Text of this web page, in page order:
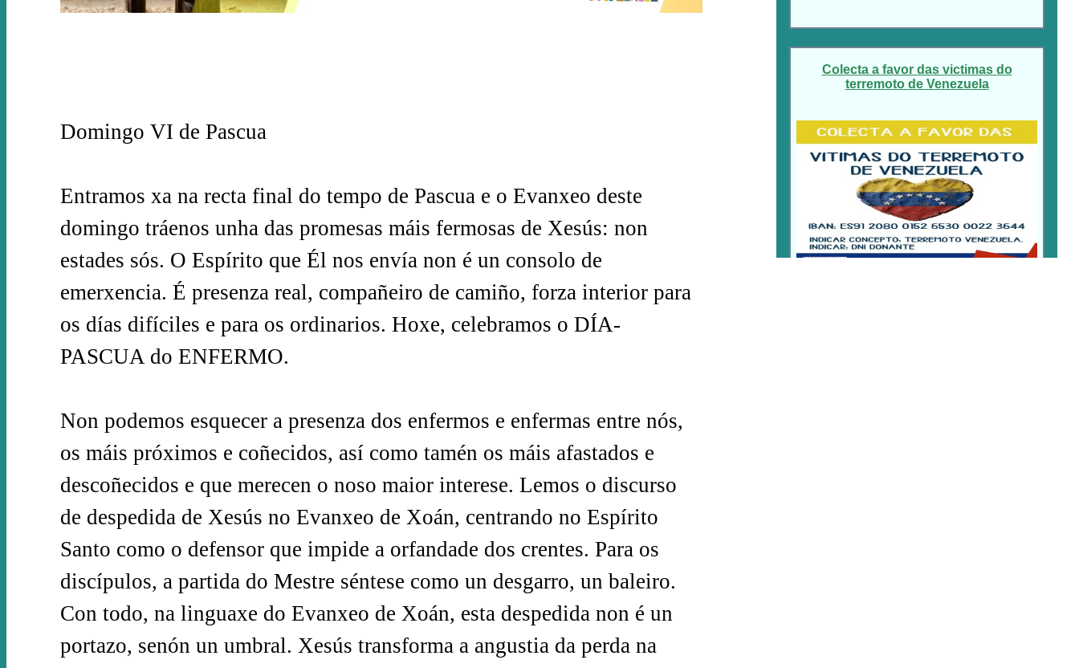
Domingo VI de Pascua
Entramos xa na recta final do tempo de Pascua e o Evanxeo deste
domingo tráenos unha das promesas máis fermosas de Xesús: non
estades sós. O Espírito que Él nos envía non é un consolo de
emerxencia. É presenza real, compañeiro de camiño, forza interior para
os días difíciles e para os ordinarios. Hoxe, celebramos o DÍA-
PASCUA do ENFERMO.
Non podemos esquecer a presenza dos enfermos e enfermas entre nós,
os máis próximos e coñecidos, así como tamén os máis afastados e
descoñecidos e que merecen o noso maior interese. Lemos o discurso
de despedida de Xesús no Evanxeo de Xoán, centrando no Espírito
Santo como o defensor que impide a orfandade dos crentes. Para os
discípulos, a partida do Mestre séntese como un desgarro, un baleiro.
Con todo, na linguaxe do Evanxeo de Xoán, esta despedida non é un
portazo, senón un umbral. Xesús transforma a angustia da perda na